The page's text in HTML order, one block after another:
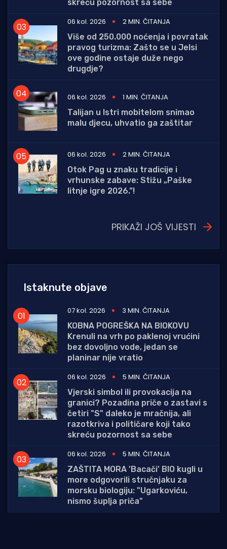
skreću pozornost sa sebe
06 kol. 2026
2 MIN. ČITANJA
Više od 250.000 noćenja i povratak
pravog turizma: Zašto se u Jelsi
ove godine ostaje duže nego
drugdje?
06 kol. 2026
1 MIN. ČITANJA
Talijan u Istri mobitelom snimao
malu djecu, uhvatio ga zaštitar
06 kol. 2026
2 MIN. ČITANJA
Otok Pag u znaku tradicije i
vrhunske zabave: Stižu „Paške
litnje igre 2026.”!
PRIKAŽI JOŠ VIJESTI
Istaknute objave
07 kol. 2026
3 MIN. ČITANJA
KOBNA POGREŠKA NA BIOKOVU
Krenuli na vrh po paklenoj vrućini
bez dovoljno vode, jedan se
planinar nije vratio
06 kol. 2026
5 MIN. ČITANJA
Vjerski simbol ili provokacija na
granici? Pozadina priče o zastavi s
četiri "S" daleko je mračnija, ali
razotkriva i političare koji tako
skreću pozornost sa sebe
06 kol. 2026
5 MIN. ČITANJA
ZAŠTITA MORA 'Bacači' BIO kugli u
more odgovorili stručnjaku za
morsku biologiju: "Ugarkoviću,
nismo šuplja priča"